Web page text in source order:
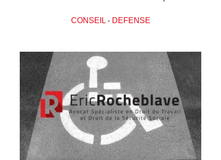
CONSEIL- DEFENSE